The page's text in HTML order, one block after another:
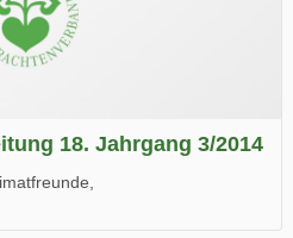
18. Jahrgang 3/2014